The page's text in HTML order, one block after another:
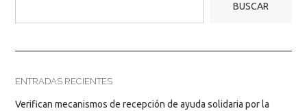
BUSCAR
ENTRADAS RECIENTES
Verifican mecanismos de recepción de ayuda solidaria por la